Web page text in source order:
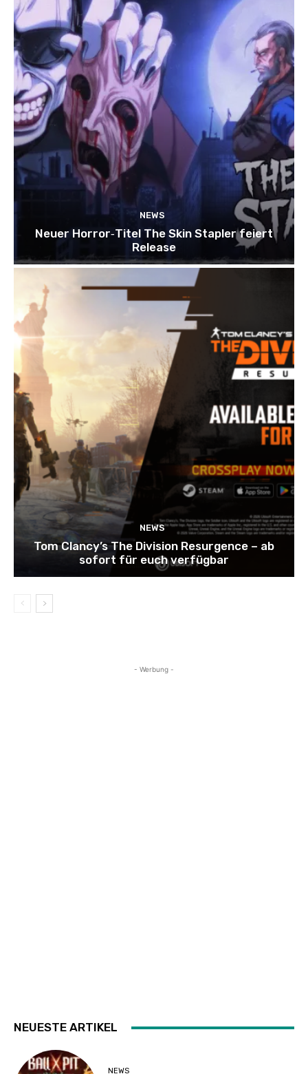
NEWS
Neuer Horror‑Titel The Skin Stapler feiert
Release
NEWS
Tom Clancy’s The Division Resurgence – ab
sofort für euch verfügbar
- Werbung -
NEUESTE ARTIKEL
NEWS